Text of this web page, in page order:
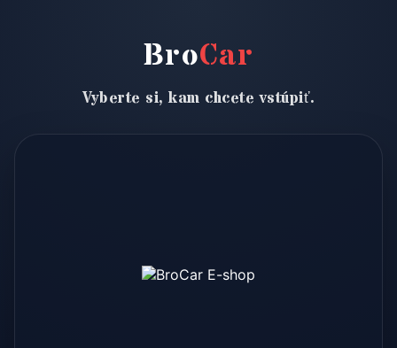
BroCar
Vyberte si, kam chcete vstúpiť.